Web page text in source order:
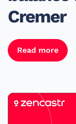
Cremer
Read more